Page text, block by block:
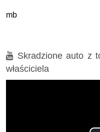
mb
Film
Skradzione auto z
właściciela